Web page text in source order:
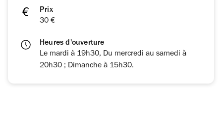
Prix
30 €
Heures d'ouverture
Le mardi à 19h30, Du mercredi au samedi à
20h30 ; Dimanche à 15h30.